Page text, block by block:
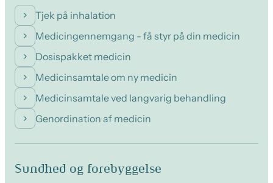
Tjek på inhalation
Medicingennemgang - få styr på din medicin
Dosispakket medicin
Medicinsamtale om ny medicin
Medicinsamtale ved langvarig behandling
Genordination af medicin
Sundhed og forebyggelse